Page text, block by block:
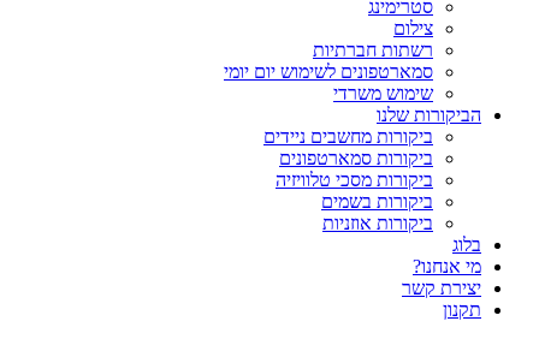
סטרימינג
צילום
רשתות חברתיות
סמארטפונים לשימוש יום יומי
שימוש משרדי
הביקורות שלנו
ביקורות מחשבים ניידים
ביקורות סמארטפונים
ביקורות מסכי טלוויזיה
ביקורות בשמים
ביקורות אוזניות
בלוג
מי אנחנו?
יצירת קשר
תקנון